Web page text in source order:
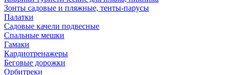
Зонты садовые и пляжные, тенты-парусы
Палатки
Садовые качели подвесные
Спальные мешки
Гамаки
Кардиотренажеры
Беговые дорожки
Орбитреки